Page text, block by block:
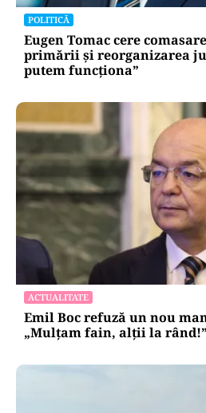
POLITICĂ
Eugen Tomac cere
primării și reorganizarea
putem funcționa”
ACTUALITATE
Emil Boc refuză un nou
„Mulțam fain, alții la rând!”